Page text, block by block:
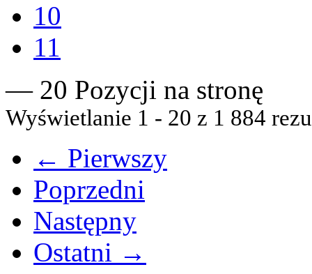
10
11
— 20 Pozycji na stronę
Wyświetlanie 1 - 20 z 1 884
← Pierwszy
Poprzedni
Następny
Ostatni →